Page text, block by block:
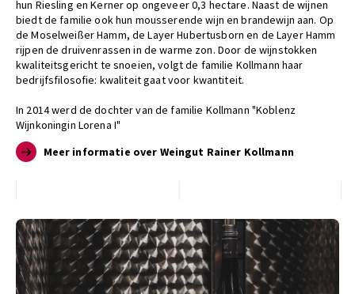
hun Riesling en Kerner op ongeveer 0,3 hectare. Naast de wijnen
biedt de familie ook hun mousserende wijn en brandewijn aan. Op
de Moselweißer Hamm, de Layer Hubertusborn en de Layer Hamm
rijpen de druivenrassen in de warme zon. Door de wijnstokken
kwaliteitsgericht te snoeien, volgt de familie Kollmann haar
bedrijfsfilosofie: kwaliteit gaat voor kwantiteit.
In 2014 werd de dochter van de familie Kollmann "Koblenz
Wijnkoningin Lorena I"
Meer informatie over Weingut Rainer Kollmann